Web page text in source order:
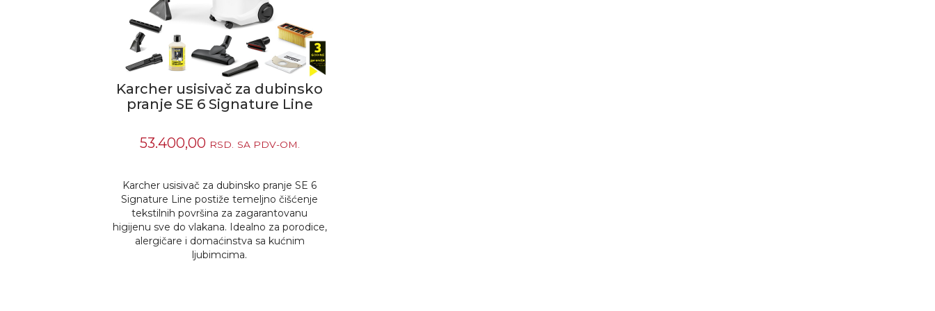
Karcher usisivač za dubinsko
pranje SE 6 Signature Line
53.400,00 RSD. SA PDV-OM.
Karcher usisivač za dubinsko pranje SE 6
Signature Line postiže temeljno čišćenje
tekstilnih površina za zagarantovanu
higijenu sve do vlakana. Idealno za porodice,
alergičare i domaćinstva sa kućnim
ljubimcima.